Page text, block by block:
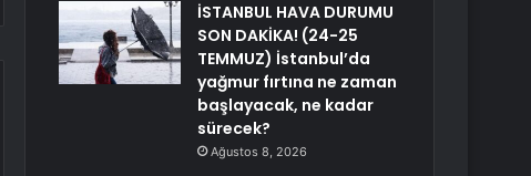
İSTANBUL HAVA DURUMU
SON DAKİKA! (24-25
TEMMUZ) İstanbul’da
yağmur fırtına ne zaman
başlayacak, ne kadar
sürecek?
Ağustos 8, 2026